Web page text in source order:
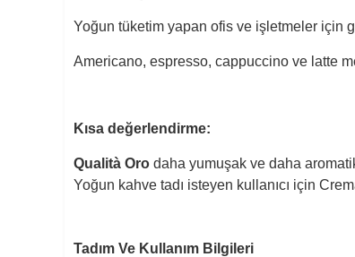
Yoğun tüketim yapan ofis ve işletmeler için
Americano, espresso, cappuccino ve latte
Kısa değerlendirme:
Qualità Oro daha yumuşak ve daha
Yoğun kahve tadı isteyen kullanıcı için
Tadım Ve Kullanım Bilgileri